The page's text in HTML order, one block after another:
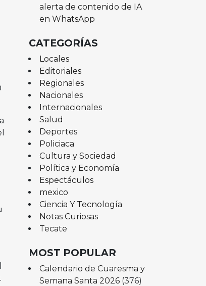
alerta de contenido de IA
en WhatsApp
CATEGORÍAS
Locales
Editoriales
Regionales
Nacionales
Internacionales
Salud
Deportes
Policiaca
Cultura y Sociedad
Política y Economía
Espectáculos
mexico
Ciencia Y Tecnología
Notas Curiosas
Tecate
MOST POPULAR
Calendario de Cuaresma y
Semana Santa 2026 (376)